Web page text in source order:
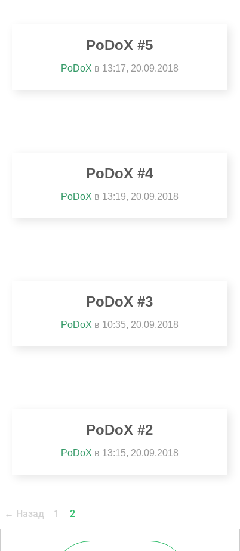
PoDoX #5
PoDoX в 13:17, 20.09.2018
PoDoX #4
PoDoX в 13:19, 20.09.2018
PoDoX #3
PoDoX в 10:35, 20.09.2018
PoDoX #2
PoDoX в 13:15, 20.09.2018
← Назад 1 2